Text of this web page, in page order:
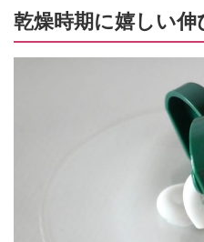
乾燥時期に嬉しい